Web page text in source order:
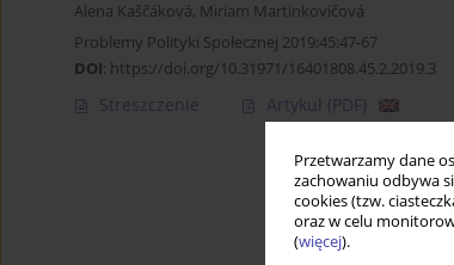
Przetwarzamy dane
zachowaniu odbywa
cookies (tzw.
oraz w celu
(więcej).
Alena Kaščáková, Miriam Martinkovičová
Problemy Polityki Społecznej 2019;45:47-67
DOI: https://doi.org/10.31971/16401808.45.2.2019.3
Streszczenie Artykuł (PDF)